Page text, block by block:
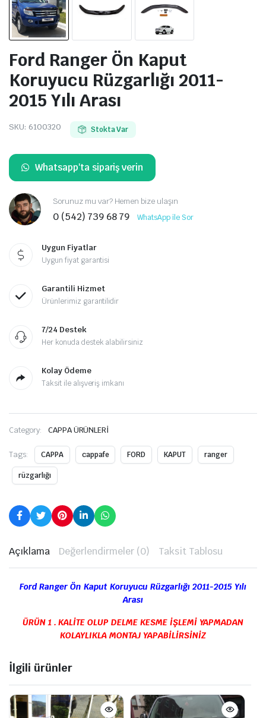
Ford Ranger Ön Kaput
Koruyucu Rüzgarlığı 2011-
2015 Yılı Arası
SKU: 6100320 Stokta Var
Whatsapp'ta sipariş verin
Sorunuz mu var? Hemen bize ulaşın
0 (542) 739 68 79 WhatsApp ile Sor
Uygun Fiyatlar
Uygun fiyat garantisi
Garantili Hizmet
Ürünlerimiz garantilidir
7/24 Destek
Her konuda destek alabilirsiniz
Kolay Ödeme
Taksit ile alışveriş imkanı
Category: CAPPA ÜRÜNLERİ
Tags: CAPPA cappafe FORD KAPUT ranger
rüzgarlığı
Açıklama Değerlendirmeler (0) Taksit Tablosu
Ford Ranger Ön Kaput Koruyucu Rüzgarlığı 2011-2015 Yılı
Arası
ÜRÜN 1 . KALİTE OLUP DELME KESME İŞLEMİ YAPMADAN
KOLAYLIKLA MONTAJ YAPABİLİRSİNİZ
İlgili ürünler